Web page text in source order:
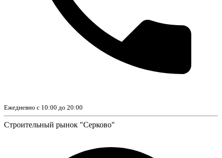
Ежедневно с 10:00 до 20:00
Строительный рынок "Серково"